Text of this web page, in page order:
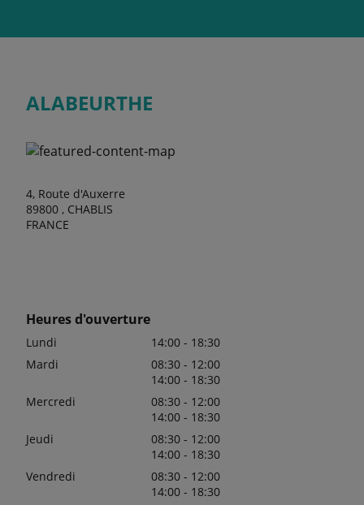
ALABEURTHE
4, Route d'Auxerre
89800 , CHABLIS
FRANCE
Heures d'ouverture
Lundi
14:00 - 18:30
Mardi
08:30 - 12:00
14:00 - 18:30
Mercredi
08:30 - 12:00
14:00 - 18:30
Jeudi
08:30 - 12:00
14:00 - 18:30
Vendredi
08:30 - 12:00
14:00 - 18:30